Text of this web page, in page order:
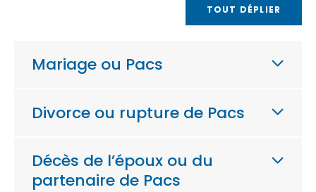
TOUT DÉPLIER
Mariage ou Pacs
Divorce ou rupture de Pacs
Décès de l’époux ou du
partenaire de Pacs